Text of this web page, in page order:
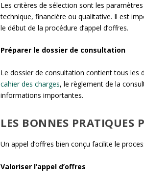
Les critères de sélection sont les
technique, financière ou qualitative. Il est
le début de la procédure d’appel d’offres.
Préparer le dossier de consultation
Le dossier de consultation contient tous les
cahier des charges, le règlement de la
informations importantes.
LES BONNES PRATIQUES
Un appel d’offres bien conçu facilite le
Valoriser l’appel d’offres